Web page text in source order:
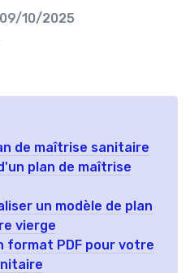
09/10/2025
de maîtrise sanitaire
plan de maîtrise
un modèle de plan
vierge
format PDF pour votre